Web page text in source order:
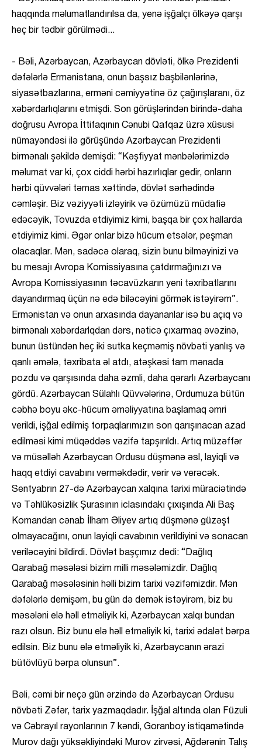
haqqında məlumatlandırılsa da, yenə işğalçı ölkəyə qarşı
heç bir tədbir görülmədi...
- Bəli, Azərbaycan, Azərbaycan dövləti, ölkə Prezidenti
dəfələrlə Ermənistana, onun başsız başbilənlərinə,
siyasətbazlarına, erməni cəmiyyətinə öz çağırışlaranı, öz
xəbərdarlıqlarını etmişdi. Son görüşlərindən birində-daha
doğrusu Avropa İttifaqının Cənubi Qafqaz üzrə xüsusi
nümayəndəsi ilə görüşündə Azərbaycan Prezidenti
birmənalı şəkildə demişdi: “Kəşfiyyat mənbələrimizdə
məlumat var ki, çox ciddi hərbi hazırlıqlar gedir, onların
hərbi qüvvələri təmas xəttində, dövlət sərhədində
cəmləşir. Biz vəziyyəti izləyirik və özümüzü müdafiə
edəcəyik, Tovuzda etdiyimiz kimi, başqa bir çox hallarda
etdiyimiz kimi. Əgər onlar bizə hücum etsələr, peşman
olacaqlar. Mən, sadəcə olaraq, sizin bunu bilməyinizi və
bu mesajı Avropa Komissiyasına çatdırmağınızı və
Avropa Komissiyasının təcavüzkarın yeni təxribatlarını
dayandırmaq üçün nə edə biləcəyini görmək istəyirəm”.
Ermənistan və onun arxasında dayananlar isə bu açıq və
birmənalı xəbərdarlqdan dərs, nəticə çıxarmaq əvəzinə,
bunun üstündən heç iki sutka keçməmiş növbəti yanlış və
qanlı əmələ, təxribata əl atdı, atəşkəsi tam mənada
pozdu və qarşısında daha əzmli, daha qərarlı Azərbaycanı
gördü. Azərbaycan Sülahlı Qüvvələrinə, Ordumuza bütün
cəbhə boyu əkc-hücum əməliyyatına başlamaq əmri
verildi, işğal edilmiş torpaqlarımızın son qarışınacan azad
edilməsi kimi müqəddəs vəzifə tapşırıldı. Artıq müzəffər
və müsəlləh Azərbaycan Ordusu düşmənə əsl, layiqli və
haqq etdiyi cavabını verməkdədir, verir və verəcək.
Sentyabrın 27-də Azərbaycan xalqına tarixi müraciətində
və Təhlükəsizlik Şurasının iclasındakı çıxışında Ali Baş
Komandan cənab İlham Əliyev artıq düşmənə güzəşt
olmayacağını, onun layiqli cavabının verildiyini və sonacan
veriləcəyini bildirdi. Dövlət başçımız dedi: “Dağlıq
Qarabağ məsələsi bizim milli məsələmizdir. Dağlıq
Qarabağ məsələsinin həlli bizim tarixi vəzifəmizdir. Mən
dəfələrlə demişəm, bu gün də demək istəyirəm, biz bu
məsələni elə həll etməliyik ki, Azərbaycan xalqı bundan
razı olsun. Biz bunu elə həll etməliyik ki, tarixi ədalət bərpa
edilsin. Biz bunu elə etməliyik ki, Azərbaycanın ərazi
bütövlüyü bərpa olunsun”.
Bəli, cəmi bir neçə gün ərzində də Azərbaycan Ordusu
növbəti Zəfər, tarix yazmaqdadır. İşğal altında olan Füzuli
və Cəbrayıl rayonlarının 7 kəndi, Goranboy istiqamətində
Murov dağı yüksəkliyindəki Murov zirvəsi, Ağdərənin Talış